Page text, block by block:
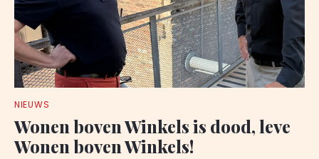
NIEUWS
Wonen boven Winkels is dood, leve
Wonen boven Winkels!